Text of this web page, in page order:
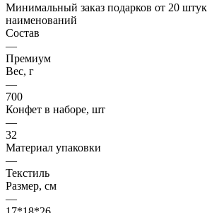
Минимальный заказ подарков от 20
наименований
Состав
—
Премиум
Вес, г
—
700
Конфет в наборе, шт
—
32
Материал упаковки
—
Текстиль
Размер, см
—